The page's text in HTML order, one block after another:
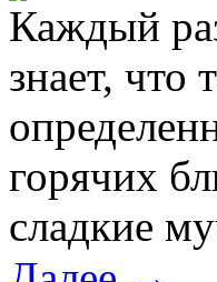
Каждый
знает, что
горячих
сладкие